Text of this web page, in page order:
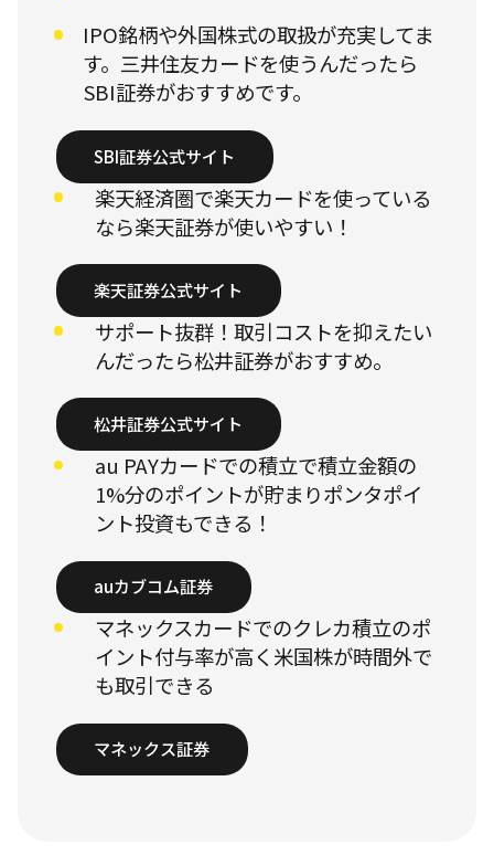
IPO銘柄や外国株式の取扱が充実してま
す。三井住友カードを使うんだったら
SBI証券がおすすめです。
SBI証券公式サイト
楽天経済圏で楽天カードを使っている
なら楽天証券が使いやすい！
楽天証券公式サイト
サポート抜群！取引コストを抑えたい
んだったら松井証券がおすすめ。
松井証券公式サイト
au PAYカードでの積立で積立金額の
1%分のポイントが貯まりポンタポイ
ント投資もできる！
auカブコム証券
マネックスカードでのクレカ積立のポ
イント付与率が高く米国株が時間外で
も取引できる
マネックス証券